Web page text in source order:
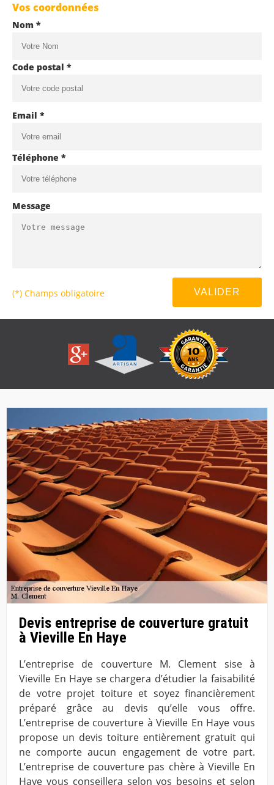
Vos coordonnées
Nom *
Code postal *
Email *
Téléphone *
Message
(*) Champs obligatoire
Devis entreprise de couverture gratuit
à Vieville En Haye
L’entreprise de couverture M. Clement sise à
Vieville En Haye se chargera d’étudier la faisabilité
de votre projet toiture et soyez financièrement
préparé grâce au devis qu’elle vous offre.
L’entreprise de couverture à Vieville En Haye vous
propose un devis toiture entièrement gratuit qui
ne comporte aucun engagement de votre part.
L’entreprise de couverture pas chère à Vieville En
Haye vous conseillera selon vos besoins et selon